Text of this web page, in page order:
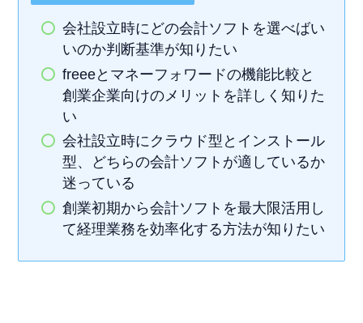
会社設立時にどの会計ソフトを選べばい
いのか判断基準が知りたい
freeeとマネーフォワードの機能比較と
創業企業向けのメリットを詳しく知りた
い
会社設立時にクラウド型とインストール
型、どちらの会計ソフトが適しているか
迷っている
創業初期から会計ソフトを最大限活用し
て経理業務を効率化する方法が知りたい